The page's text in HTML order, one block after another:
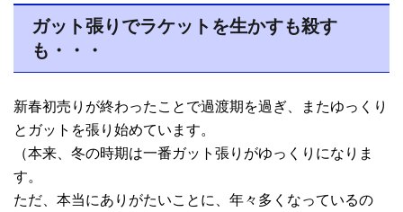
ガット張りでラケットを生かすも殺す
も・・・
新春初売りが終わったことで過渡期を過ぎ、またゆっくり
とガットを張り始めています。
（本来、冬の時期は一番ガット張りがゆっくりになりま
す。
ただ、本当にありがたいことに、年々多くなっているの